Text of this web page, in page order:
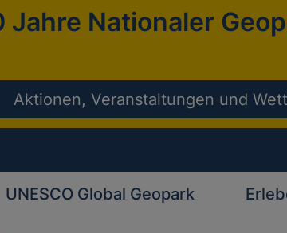
Jahre Nationaler
Aktionen, Veranstaltungen und
UNESCO Global Geopark